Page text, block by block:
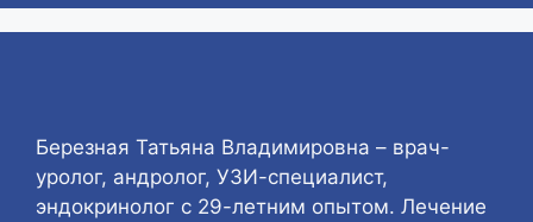
Березная Татьяна Владимировна – врач-
уролог, андролог, УЗИ-специалист,
эндокринолог с 29-летним опытом. Лечение